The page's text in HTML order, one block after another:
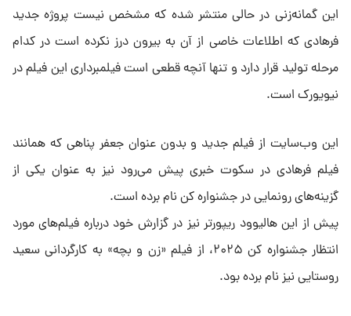
این گمانه‌زنی در حالی منتشر شده که مشخص نیست پروژه جدید
فرهادی که اطلاعات خاصی از آن به بیرون درز نکرده است در کدام
مرحله تولید قرار دارد و تنها آنچه قطعی است فیلمبرداری این فیلم در
نیویورک است.
این وب‌سایت از فیلم جدید و بدون عنوان جعفر پناهی که همانند
فیلم فرهادی در سکوت خبری پیش می‌رود نیز به عنوان یکی از
گزینه‌های رونمایی در جشنواره کن نام برده است.
پیش از این هالیوود ریپورتر نیز در گزارش خود درباره فیلم‌های مورد
انتظار جشنواره کن ۲۰۲۵، از فیلم «زن و بچه» به کارگردانی سعید
روستایی نیز نام برده بود.